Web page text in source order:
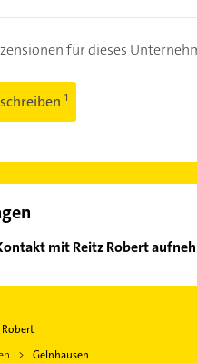
für dieses
mit Reitz Robert
Robert
Gelnhausen